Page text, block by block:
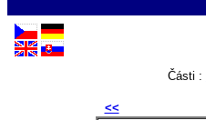
Části :
<<